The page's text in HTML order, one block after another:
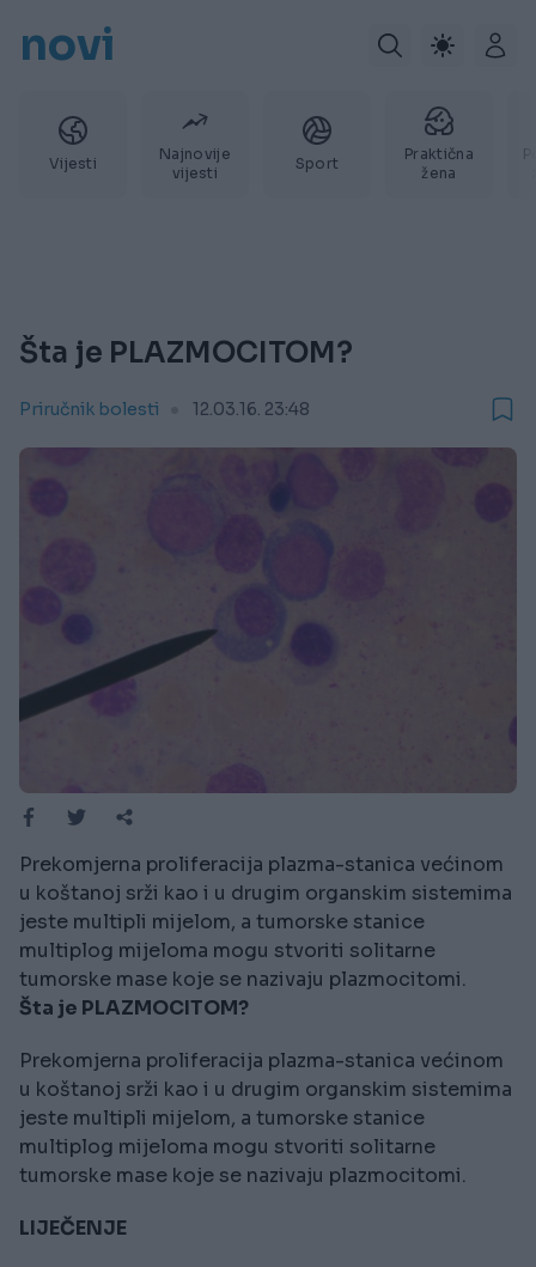
novi
Vijesti
Najnovije
vijesti
Sport
Praktična
žena
Šta je PLAZMOCITOM?
Priručnik bolesti 12.03.16. 23:48
Prekomjerna proliferacija plazma-stanica većinom
u koštanoj srži kao i u drugim organskim sistemima
jeste multipli mijelom, a tumorske stanice
multiplog mijeloma mogu stvoriti solitarne
tumorske mase koje se nazivaju plazmocitomi.
Šta je PLAZMOCITOM?
Prekomjerna proliferacija plazma-stanica većinom
u koštanoj srži kao i u drugim organskim sistemima
jeste multipli mijelom, a tumorske stanice
multiplog mijeloma mogu stvoriti solitarne
tumorske mase koje se nazivaju plazmocitomi.
LIJEČENJE